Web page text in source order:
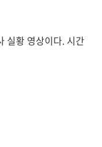
실황 영상이다. 시간